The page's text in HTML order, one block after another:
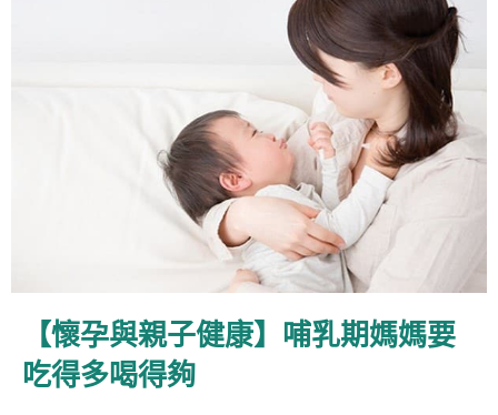
【懷孕與親子健康】哺乳期媽媽要
吃得多喝得夠